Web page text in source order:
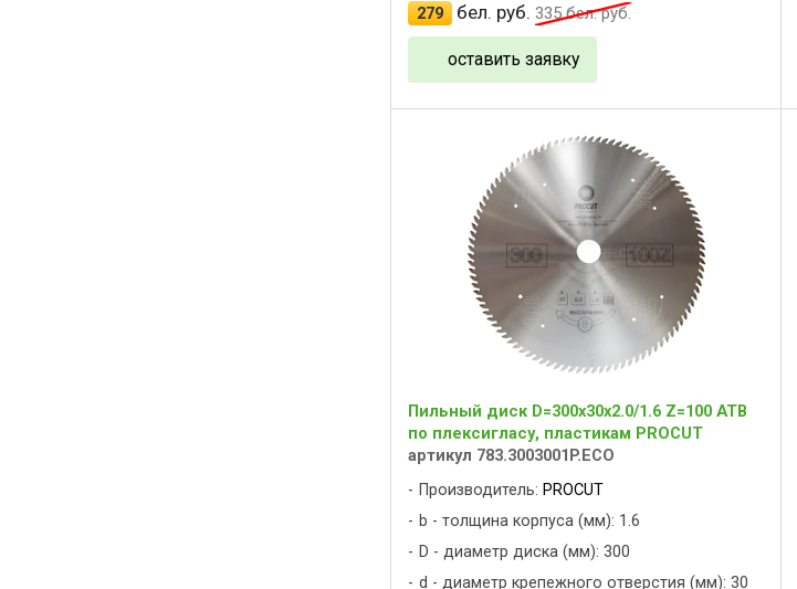
279 бел. руб. 335бел. руб.
оставить заявку
Пильный диск D=300x30x2.0/1.6 Z=100 ATB
по плексигласу, пластикам PROCUT
артикул 783.3003001P.ECO
Производитель: PROCUT
b - толщина корпуса (мм): 1.6
D - диаметр диска (мм): 300
d - диаметр крепежного отверстия (мм): 30